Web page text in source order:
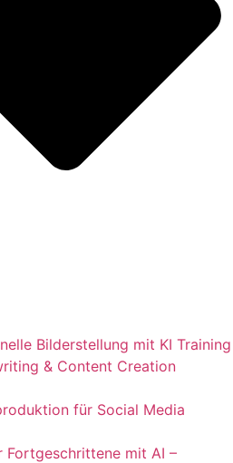
Bilderstellung mit KI Training
& Content Creation
für Social Media
Fortgeschrittene mit AI –